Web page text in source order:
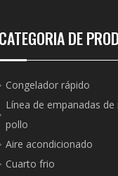
CATEGORIA DE
Congelador rápido
Línea de empanadas de
pollo
Aire acondicionado
Cuarto frio